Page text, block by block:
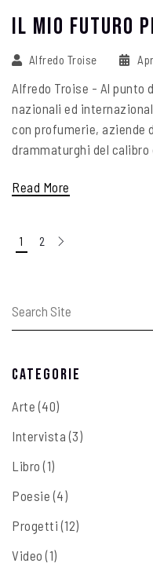
Il Mio Futuro
Alfredo Troise
Alfredo Troise - Al
nazionali ed
con profumerie, aziende
drammaturghi del calibro
Read More
1 2
Categorie
Arte (40)
Intervista (3)
Libro (1)
Poesie (4)
Progetti (12)
Video (1)